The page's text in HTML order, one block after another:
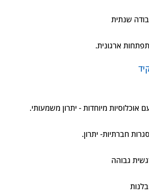
שנתית
ארגונית.
אוכלוסיות מיוחדות - יתרון משמעותי.
חברתיות- יתרון.
גבוהה